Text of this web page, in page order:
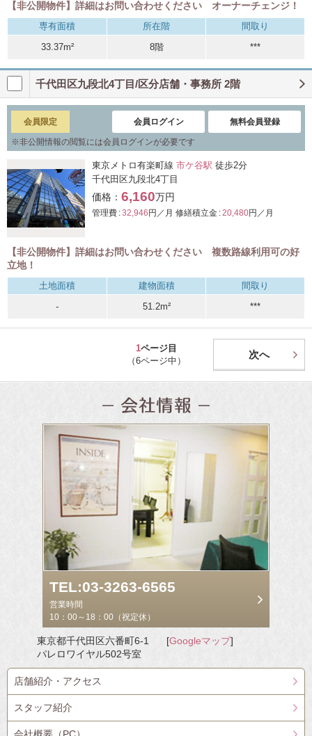
【非公開物件】詳細はお問い合わせください オーナーチェンジ！
専有面積 所在階
間取り
33.37m²
8階 ***
千代田区九段北4丁目/区分店舗・事務所 2階
会員限定 会員ログイン 無料会員登録
※非公開情報の閲覧には会員ログインが必要です
東京メトロ有楽町線 市ケ谷駅 徒歩2分
千代田区九段北4丁目
価格： 6,160万円
管理費 :32,946 円／月 修繕積立金 :20,480円／月
【非公開物件】詳細はお問い合わせください 複数路線利用可の好
立地！
土地面積 建物面積
間取り
-
51.2m² ***
1ページ目
（6ページ中）
次へ
TEL:03-3263-6565
営業時間
10：00～18：00（祝定休）
東京都千代田区六番町6-1
パレロワイヤル502号室
[Googleマップ]
店舗紹介・アクセス
スタッフ紹介